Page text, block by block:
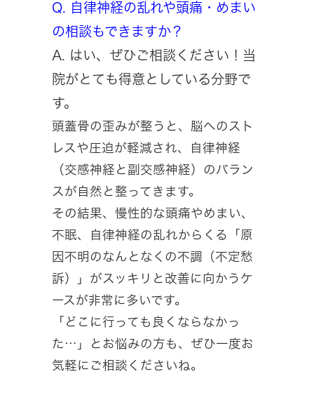
Q. 自律神経の乱れや頭痛・めまい
の相談もできますか？
A. はい、ぜひご相談ください！当
院がとても得意としている分野で
す。
頭蓋骨の歪みが整うと、脳へのスト
レスや圧迫が軽減され、自律神経
（交感神経と副交感神経）のバラン
スが自然と整ってきます。
その結果、慢性的な頭痛やめまい、
不眠、自律神経の乱れからくる「原
因不明のなんとなくの不調（不定愁
訴）」がスッキリと改善に向かうケ
ースが非常に多いです。
「どこに行っても良くならなかっ
た…」とお悩みの方も、ぜひ一度お
気軽にご相談くださいね。